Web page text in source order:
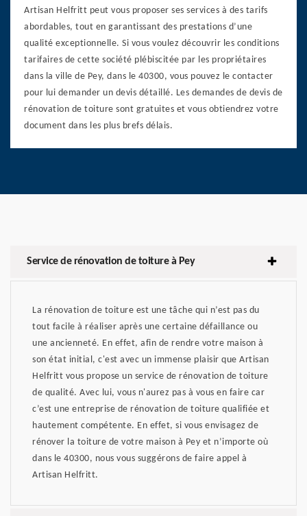
Artisan Helfritt peut vous proposer ses services à des tarifs
abordables, tout en garantissant des prestations d’une
qualité exceptionnelle. Si vous voulez découvrir les conditions
tarifaires de cette société plébiscitée par les propriétaires
dans la ville de Pey, dans le 40300, vous pouvez le contacter
pour lui demander un devis détaillé. Les demandes de devis de
rénovation de toiture sont gratuites et vous obtiendrez votre
document dans les plus brefs délais.
Service de rénovation de toiture à Pey
La rénovation de toiture est une tâche qui n’est pas du
tout facile à réaliser après une certaine défaillance ou
une ancienneté. En effet, afin de rendre votre maison à
son état initial, c'est avec un immense plaisir que Artisan
Helfritt vous propose un service de rénovation de toiture
de qualité. Avec lui, vous n'aurez pas à vous en faire car
c’est une entreprise de rénovation de toiture qualifiée et
hautement compétente. En effet, si vous envisagez de
rénover la toiture de votre maison à Pey et n’importe où
dans le 40300, nous vous suggérons de faire appel à
Artisan Helfritt.